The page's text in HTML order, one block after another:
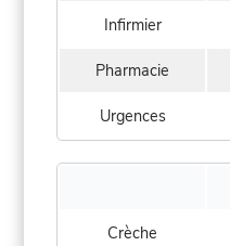
Infirmier
Pharmacie
Urgences
Crèche